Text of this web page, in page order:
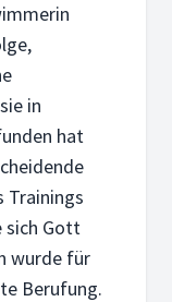
in
hat
Trainings
sich Gott
wurde für
Berufung.